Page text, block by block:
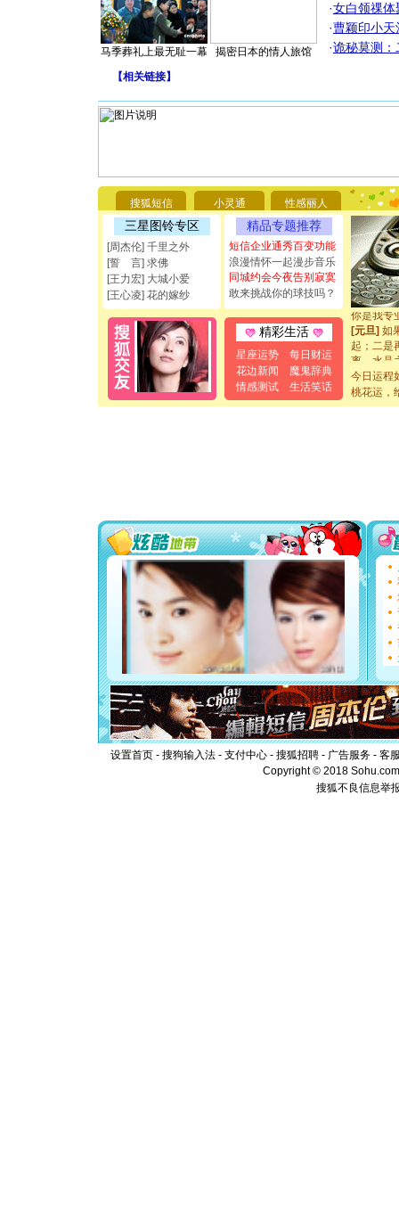
马季葬礼上最无耻一幕 揭密日本的情人旅馆
·女白领祼体
·曹颖印小天
·诡秘莫测：
【相关链接】
搜狐短信 小灵通 性感丽人
三星图铃专区
[周杰伦] 千里之外
[誓 言] 求佛
[王力宏] 大城小爱
[王心凌] 花的嫁纱
精品专题推荐
短信企业通秀百变功能
浪漫情怀一起漫步音乐
同城约会今夜告别寂寞
敢来挑战你的球技吗？
精彩生活
星座运势
每日财运
花边新闻
魔鬼辞典
情感测试
生活笑话
[圣诞节]
能正大光
都要快乐
[圣诞节]
如意,快
[元旦]看
断电。爱
你是我专
[元旦]如
起；二是
离。水晶
[元旦] 当
泣，这痛
卖了。水
[春节]风
要平安！
[圣诞节]
能正大
都要快乐
[圣诞节]
如意,快
[元旦]
看
断电。
你是我
[元旦] 如
起；二是
离。水晶
[元旦]当
泣，这痛
卖了。水
[春节] 风
颜！冬去
道一声平
今日运程
桃花运，
设置首页 - 搜狗输入法 - 支付中心 - 搜狐招聘 - 广告服务 - 客
Copyright © 2018
搜狐不良信息举